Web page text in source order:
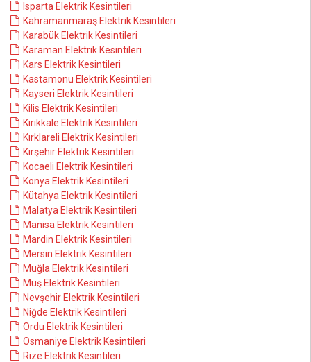
Isparta Elektrik Kesintileri
Kahramanmaraş Elektrik Kesintileri
Karabük Elektrik Kesintileri
Karaman Elektrik Kesintileri
Kars Elektrik Kesintileri
Kastamonu Elektrik Kesintileri
Kayseri Elektrik Kesintileri
Kilis Elektrik Kesintileri
Kırıkkale Elektrik Kesintileri
Kırklareli Elektrik Kesintileri
Kırşehir Elektrik Kesintileri
Kocaeli Elektrik Kesintileri
Konya Elektrik Kesintileri
Kütahya Elektrik Kesintileri
Malatya Elektrik Kesintileri
Manisa Elektrik Kesintileri
Mardin Elektrik Kesintileri
Mersin Elektrik Kesintileri
Muğla Elektrik Kesintileri
Muş Elektrik Kesintileri
Nevşehir Elektrik Kesintileri
Niğde Elektrik Kesintileri
Ordu Elektrik Kesintileri
Osmaniye Elektrik Kesintileri
Rize Elektrik Kesintileri